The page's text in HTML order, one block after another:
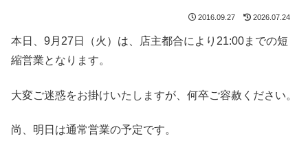
2016.09.27 2026.07.24
本日、9月27日（火）は、店主都合により21:00までの短
縮営業となります。
大変ご迷惑をお掛けいたしますが、何卒ご容赦ください。
尚、明日は通常営業の予定です。